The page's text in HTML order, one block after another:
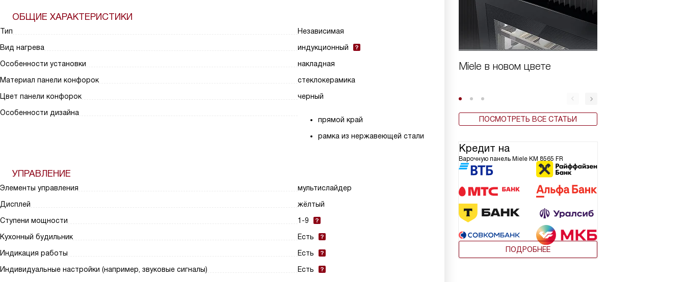
Miele в новом цвете
ПОСМОТРЕТЬ ВСЕ СТАТЬИ
Кредит на
Варочную панель Miele KM 8565 FR
ПОДРОБНЕЕ
ОБЩИЕ ХАРАКТЕРИСТИКИ
Тип
Независимая
Вид нагрева
индукционный
Особенности установки
накладная
Материал панели конфорок
стеклокерамика
Цвет панели конфорок
черный
Особенности дизайна
прямой край
рамка из нержавеющей стали
УПРАВЛЕНИЕ
Элементы управления
мультислайдер
Дисплей
жёлтый
Ступени мощности
1-9
Кухонный будильник
Есть
Индикация работы
Есть
Индивидуальные настройки (например, звуковые сигналы)
Есть